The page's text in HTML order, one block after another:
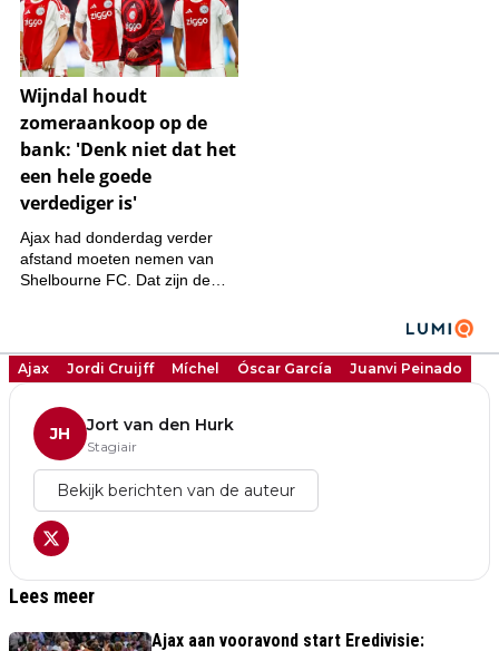
Ajax Jordi Cruijff Míchel Óscar García Juanvi Peinado
JH Jort van den Hurk
Stagiair
Bekijk berichten van de auteur
Lees meer
Ajax aan vooravond start Eredivisie: